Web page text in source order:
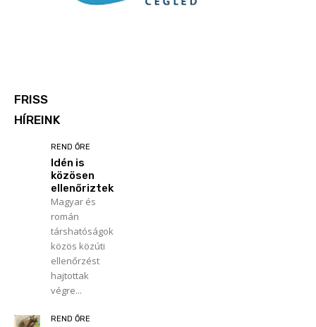
FRISS
HÍREINK
REND ŐRE
Idén is
közösen
ellenőriztek
Magyar és
román
társhatóságok
közös közúti
ellenőrzést
hajtottak
végre...
REND ŐRE